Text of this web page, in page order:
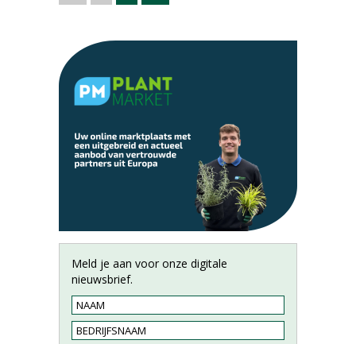
Meld je aan voor onze digitale
nieuwsbrief.